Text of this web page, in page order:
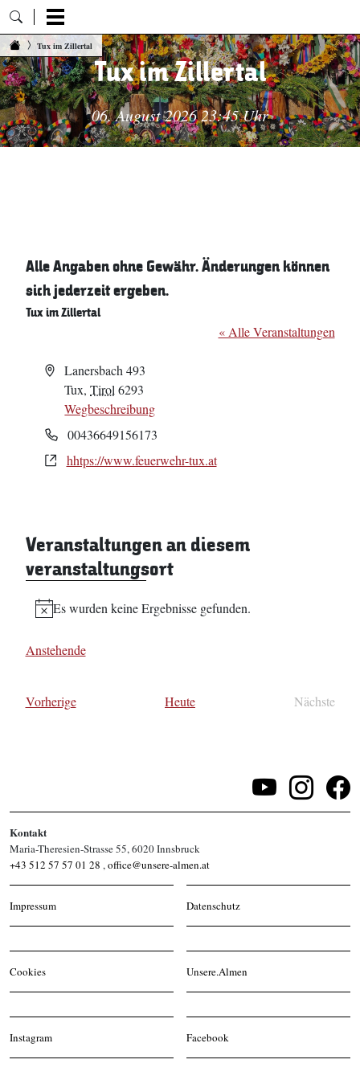
Zum Inhalt springen
Tux im Zillertal
Tux im Zillertal
06. August 2026 23:45 Uhr
Alle Angaben ohne Gewähr. Änderungen können
sich jederzeit ergeben.
Tux im Zillertal
« Alle Veranstaltungen
AdresseLanersbach 493
Tux, Tirol 6293
Wegbeschreibung
Telefon00436649156173
Webseitehhtps://www.feuerwehr-tux.at
Veranstaltungen an diesem
veranstaltungsort
Hinweis
Es wurden keine Ergebnisse gefunden.
Anstehende
VorherigeVeranstaltungen Heute
Nächste
Kontakt
Maria-Theresien-Strasse 55, 6020 Innsbruck
+43 512 57 57 01 28 ,office@unsere-almen.at
Impressum Datenschutz
Cookies Unsere.Almen
Instagram Facebook